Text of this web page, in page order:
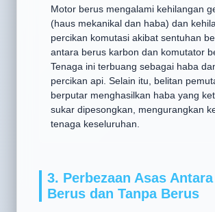
(60%-75%)
Motor berus mengalami kehilangan
(haus mekanikal dan haba) dan
percikan komutasi akibat sentuhan
antara berus karbon dan komutator
Tenaga ini terbuang sebagai haba
percikan api. Selain itu, belitan
berputar menghasilkan haba yang
sukar dipesongkan, mengurangkan
3. Perbezaan Asas Antara